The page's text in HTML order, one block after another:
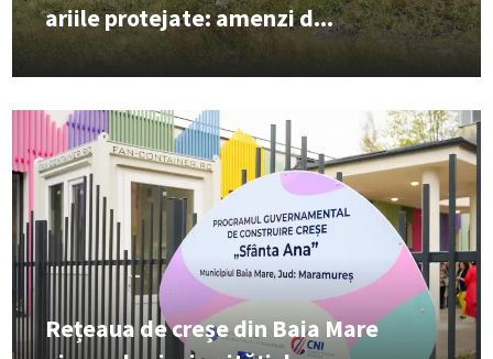
ariile protejate: amenzi d...
Rețeaua de creșe din Baia Mare